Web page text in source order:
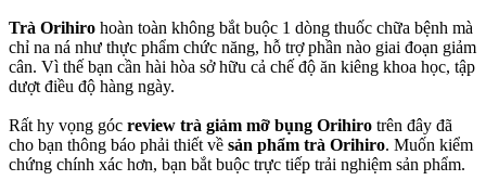
Trà Orihiro hoàn toàn không bắt buộc 1 dòng thuốc chữa bệnh mà
chỉ na ná như thực phẩm chức năng, hỗ trợ phần nào giai đoạn giảm
cân. Vì thế bạn cần hài hòa sở hữu cả chế độ ăn kiêng khoa học, tập
dượt điều độ hàng ngày.
Rất hy vọng góc review trà giảm mỡ bụng Orihiro trên đây đã
cho bạn thông báo phải thiết về sản phẩm trà Orihiro. Muốn kiểm
chứng chính xác hơn, bạn bắt buộc trực tiếp trải nghiệm sản phẩm.